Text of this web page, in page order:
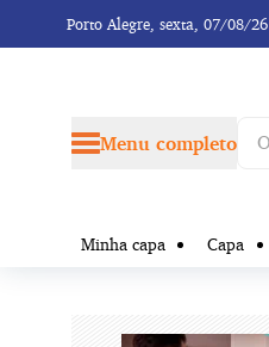
Porto Alegre, sexta, 07/08/26
Menu completo
Minha capa Capa